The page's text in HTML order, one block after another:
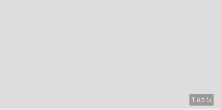
1 из 5